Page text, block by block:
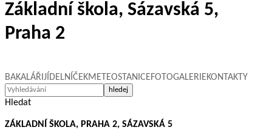
Základní škola, Sázavská 5,
Praha 2
BAKALÁŘI JÍDELNÍČEKMETEOSTANICEFOTOGALERIEKONTAKTY
Hledat
ZÁKLADNÍ ŠKOLA, PRAHA 2, SÁZAVSKÁ 5